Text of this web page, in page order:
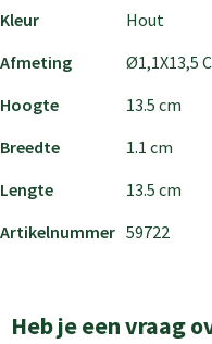
Kleur
Hout
Afmeting
Ø1,1X13,5
Hoogte
13.5 cm
Breedte
1.1 cm
Lengte
13.5 cm
Artikelnummer 59722
Heb je een vraag